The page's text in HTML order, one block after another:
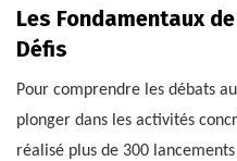
Les Fondamentaux
Défis
Pour comprendre les débats
plonger dans les activités
réalisé plus de 300